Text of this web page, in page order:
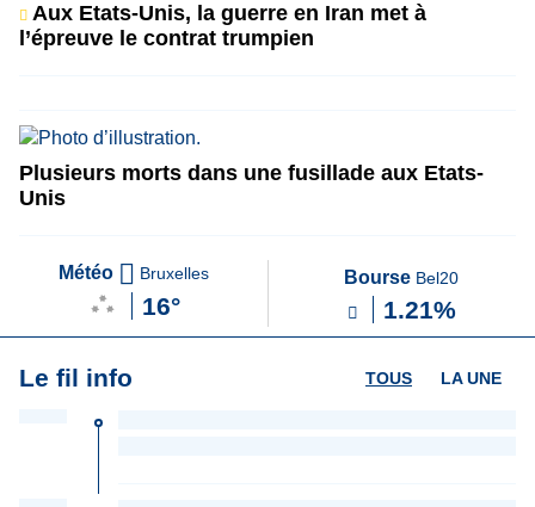
Aux Etats-Unis, la guerre en Iran met à
l’épreuve le contrat trumpien
Plusieurs morts dans une fusillade aux Etats-
Unis
Météo Bruxelles
16°
Bourse Bel20
1.21%
Le fil info LA UNE
TOUS